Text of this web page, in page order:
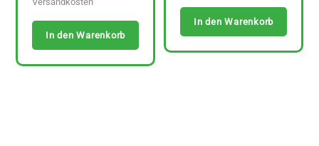
In den Warenkorb
In den Warenkorb